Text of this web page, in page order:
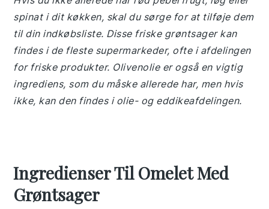
spinat i dit køkken, skal du sørge for at tilføje dem
til din indkøbsliste. Disse friske grøntsager kan
findes i de fleste supermarkeder, ofte i afdelingen
for friske produkter. Olivenolie er også en vigtig
ingrediens, som du måske allerede har, men hvis
ikke, kan den findes i olie- og eddikeafdelingen.
Ingredienser Til Omelet Med
Grøntsager